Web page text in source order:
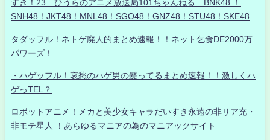
すき！23 ひうらのアニメ放送局101ちゃんねる BNK48 ！
SNH48！JKT48！MNL48！SGO48！GNZ48！STU48！SKE48
タダッフル！ネトゲ廃人的まとめ速報！！ネット乞食DE2000万
パワーズ！
・ハゲッフル！哀愁のハゲ男の髪ってるまとめ速報！！激しくハ
ゲっTEL？
ロボットアニメ！メカと美少女キャラだいすき永遠の非リア充・
非モテ星人 ！あらゆるマニアの為のマニアックサイト